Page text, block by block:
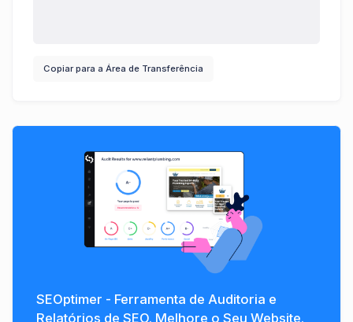
Copiar para a Área de Transferência
SEOptimer - Ferramenta de Auditoria e
Relatórios de SEO. Melhore o Seu Website.